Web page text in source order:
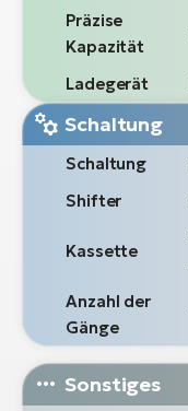
Präzise
Kapazität
Ladegerät
Schaltung
Schaltung
Shifter
Kassette
Anzahl der
Gänge
Sonstiges